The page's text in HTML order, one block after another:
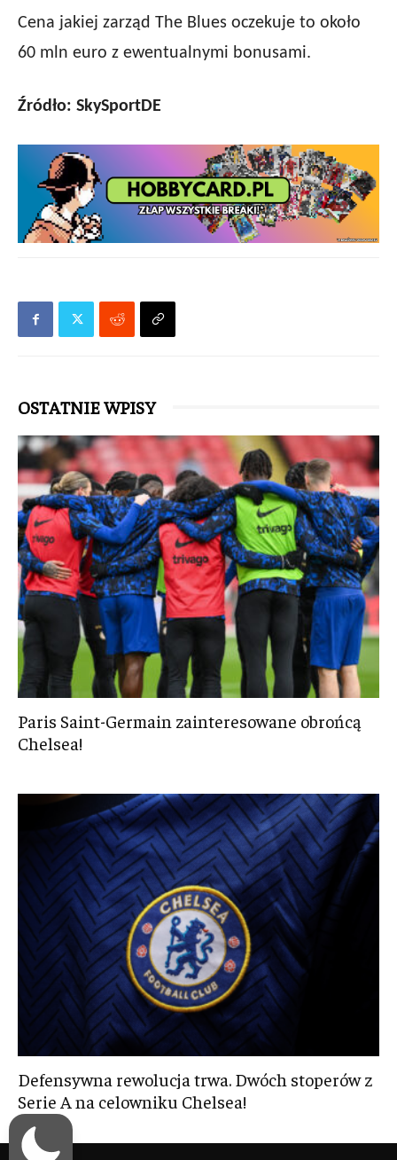
Cena jakiej zarząd The Blues oczekuje to około
60 mln euro z ewentualnymi bonusami.
Źródło: SkySportDE
OSTATNIE WPISY
Paris Saint-Germain zainteresowane obrońcą
Chelsea!
Defensywna rewolucja trwa. Dwóch stoperów z
Serie A na celowniku Chelsea!